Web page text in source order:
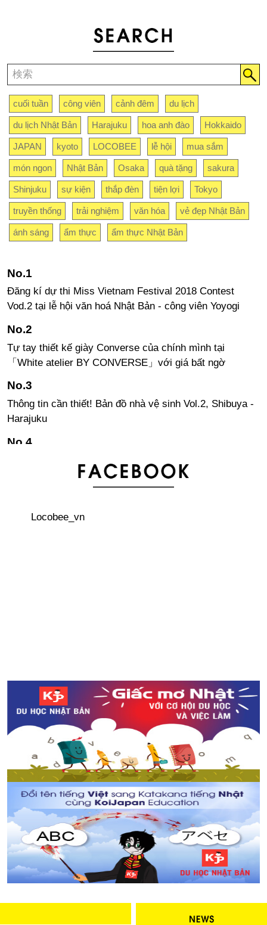
cuối tuần công viên cảnh đêm du lịch
du lịch Nhật Bản Harajuku hoa anh đào Hokkaido
JAPAN kyoto LOCOBEE lễ hội mua sắm
món ngon Nhật Bản Osaka quà tặng sakura
Shinjuku sự kiện thắp đèn tiện lợi Tokyo
truyền thống trải nghiệm văn hóa vẻ đẹp Nhật Bản
ánh sáng ẩm thực ẩm thực Nhật Bản
Đăng kí dự thi Miss Vietnam Festival 2018 Contest
Vod.2 tại lễ hội văn hoá Nhật Bản - công viên Yoyogi
Tự tay thiết kế giày Converse của chính mình tại
「White atelier BY CONVERSE」với giá bất ngờ
Thông tin cần thiết! Bản đồ nhà vệ sinh Vol.2, Shibuya -
Harajuku
Lễ hội văn hoá Việt Nam tại Aichi - Nagoya
Bản đồ ngắm hoa anh đào tại thành phố Matsudo
Locobee_vn